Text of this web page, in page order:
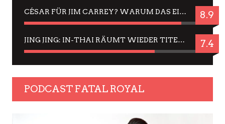
CÉSAR FÜR JIM CARREY? WARUM DAS EINER DER NERVIGSTEN ACTORS IST UND BLEIBT 8.9
JING JING: IN-THAI RÄUMT WIEDER TITEL AB – EIN ZWEI-STUNDEN-ERLEBNISBERICHT 7.4
PODCAST FATAL ROYAL